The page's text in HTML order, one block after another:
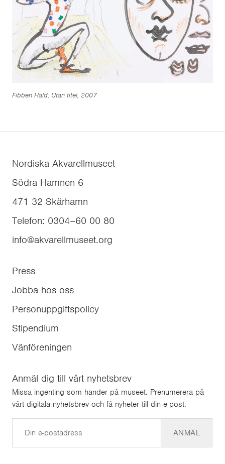
Fibben Hald, Utan titel, 2007
Nordiska Akvarellmuseet
Södra Hamnen 6
471 32 Skärhamn
Telefon: 0304–60 00 80
info@akvarellmuseet.org
Press
Jobba hos oss
Personuppgiftspolicy
Stipendium
Vänföreningen
Anmäl dig till vårt nyhetsbrev
Missa ingenting som händer på museet. Prenumerera på
vårt digitala nyhetsbrev och få nyheter till din e-post.
ANMÄL